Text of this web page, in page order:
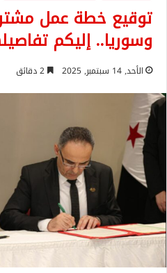
توقيع خطة عمل
وسوريا.. إليكم
الأحد, 14 سبتمبر, 2025